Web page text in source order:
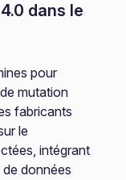
dans le
pour
mutation
fabricants
le
intégrant
de données